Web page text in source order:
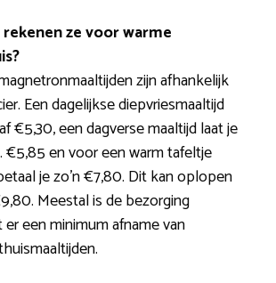
ze voor warme
zijn afhankelijk
Een dagelijkse diepvriesmaaltijd
€5,30, een dagverse maaltijd laat je
€5,85 en voor een warm tafeltje
je zo’n €7,80. Dit kan oplopen
Meestal is de bezorging
een minimum afname van